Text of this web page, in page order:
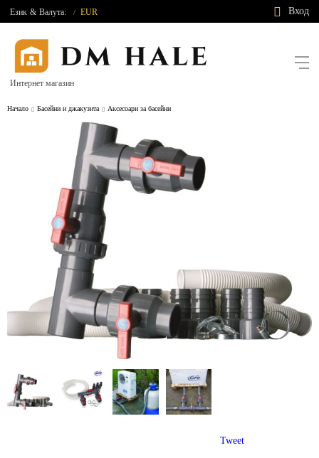
Език & Валута: / EUR Вход
Интернет магазин
Начало Басейни и джакузита Аксесоари за басейни
Tweet